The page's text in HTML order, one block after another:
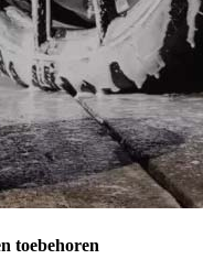
toebehoren